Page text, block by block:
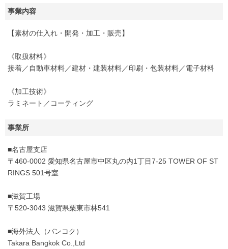
事業内容
【素材の仕入れ・開発・加工・販売】
《取扱材料》
接着／自動車材料／建材・建装材料／印刷・包装材料／電子材料
《加工技術》
ラミネート／コーティング
事業所
■名古屋支店
〒460-0002 愛知県名古屋市中区丸の内1丁目7-25 TOWER OF ST
RINGS 501号室
■滋賀工場
〒520-3043 滋賀県栗東市林541
■海外法人（バンコク）
Takara Bangkok Co.,Ltd